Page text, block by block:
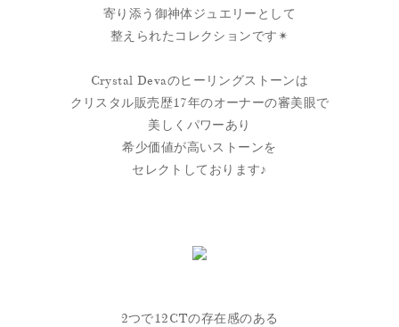
寄り添う御神体ジュエリーとして
整えられたコレクションです✴︎
Crystal Devaのヒーリングストーンは
クリスタル販売歴17年のオーナーの審美眼で
美しくパワーあり
希少価値が高いストーンを
セレクトしております♪
2つで12CTの存在感のある